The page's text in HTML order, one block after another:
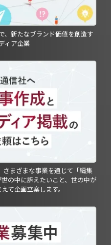
、新たなブランド価値を創造す
ィア企業
さまざまな事業を通じて「編集
の中に訴えたいこと、世の中が
て企画立案します。